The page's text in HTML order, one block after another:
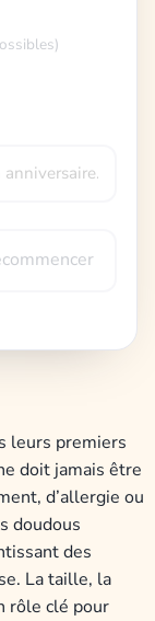
leurs premiers
doit jamais être
d’allergie ou
doudous
des
La taille, la
rôle clé pour